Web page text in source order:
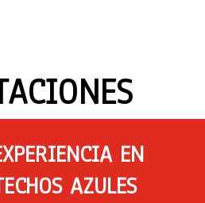
EN
AZULES